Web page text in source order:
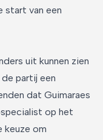
start van een
uit kunnen zien
partij een
dat Guimaraes
op het
keuze om